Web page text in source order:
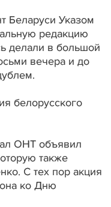
Беларуси Указом
редакцию
делали в большой
вечера и до
белорусского
ОНТ объявил
также
С тех пор акция
ко Дню